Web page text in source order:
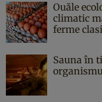
Ouăle
climatic
ferme
Sauna în